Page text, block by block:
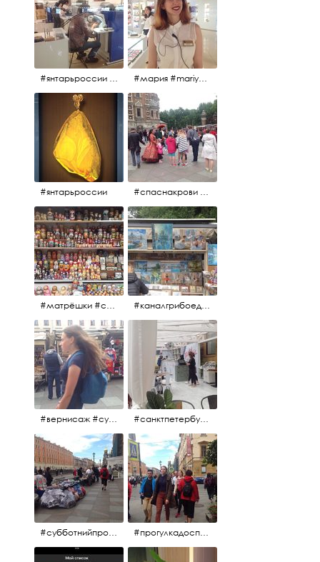
#янтарьроссии #янтарь #мария #mariya #янтарьроссии
#янтарьроссии #спаснакрови #михайловскийсад
#матрёшки #сувениры #вернисаж #каналгрибоедова #санктпетербург #вернисаж #
#вернисаж #сувениры #картины #санктпетербург #летнеекафе
#субботнийпроменад #набережнаяканалагрибоедова #санктпетербург #прогулкадоспасаиобратно #санктпетербург #15july2017 #субботнийпитерскийдень #субботнийпроменад #послеобеда